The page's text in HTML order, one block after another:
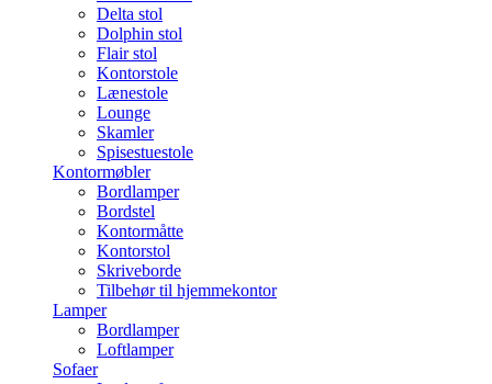
Delta stol
Dolphin stol
Flair stol
Kontorstole
Lænestole
Lounge
Skamler
Spisestuestole
Kontormøbler
Bordlamper
Bordstel
Kontormåtte
Kontorstol
Skriveborde
Tilbehør til hjemmekontor
Lamper
Bordlamper
Loftlamper
Sofaer